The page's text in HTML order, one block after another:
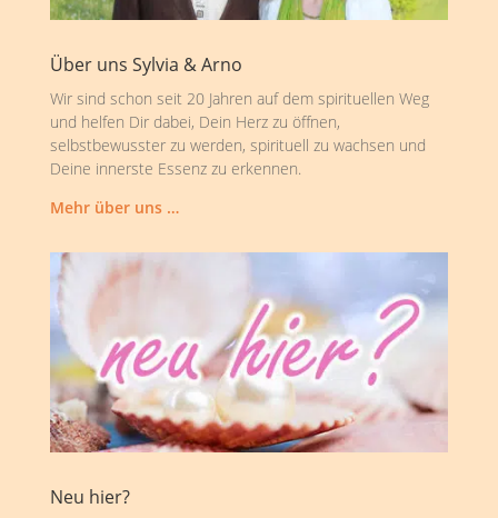
Über uns Sylvia & Arno
Wir sind schon seit 20 Jahren auf dem spirituellen Weg
und helfen Dir dabei, Dein Herz zu öffnen,
selbstbewusster zu werden, spirituell zu wachsen und
Deine innerste Essenz zu erkennen.
Mehr über uns …
Neu hier?